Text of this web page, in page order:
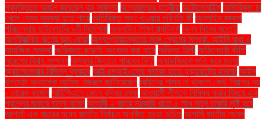
প্রযুক্তিতে অর্জন করেছেন বড় সাফল্য অগ্রযাত্রার যাত্রীরা অটোমোবাইল অতিরিক্ত চা
খেলে যেসব সমস্যা হতে পারে অতিরিক্ত লবণ খাওয়ার পরিণতি কী অনলাইন ব্যবসা
পরিচালনায় হাইকোর্টের ৯টি নির্দেশনা অনলাইন শিক্ষা প্ল্যাটফর্ম অন্য দিনের মতোই
অপরিকল্পিত ঋণের বৃহৎ বোঝা অপ্রাপ্তবয়স্কদের সঙ্গে প্রেমের সম্পর্ক: আইনি বাধা ও
সামাজিক সমস্যা অভিজ্ঞতা ছাড়াই আবেদন করা যাবে অভিনয় শিল্পী অভিনেত্রী কীর্তি
সুরেশের বিবাহ সম্পন্ন অস্কার জিততে পারবেন কি? অ্যাডমিনকে গুলি করে হত্যা
অ্যালোভেরার বিভিন্ন ব্যবহার আইএসআইএসের পতাকা হাতে যুক্তরাষ্ট্রে হামলা! আইন
উপদেষ্টা অধ্যাপক আসিফ নজরুল জানিয়েছেন আইনের শাসন না থাকলে কেউ নিরাপদ নয়
- তারেক রহমান আইপিএলে বেতন বৃদ্ধির চমক আওয়ামী লীগকে নিষিদ্ধ করার বিষয়ে এক
প্রশ্নের জবাবে মান্না বলেন আগামী ২ বছরে সরকারি খাতে ৫ লাখ নতুন চাকরি সৃষ্টি হবে
আগামী এক বছরের মধ্যে জাতীয় নির্বাচন অনুষ্ঠিত হওয়া উচিত আগামী জাতীয় সংসদ